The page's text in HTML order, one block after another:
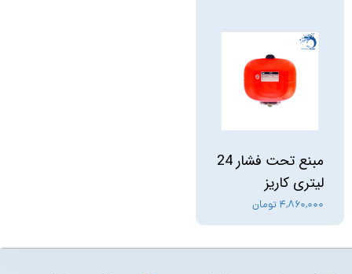
مبنع تحت فشار 24
لیتری کاریز
۴,۸۶۰,۰۰۰ تومان